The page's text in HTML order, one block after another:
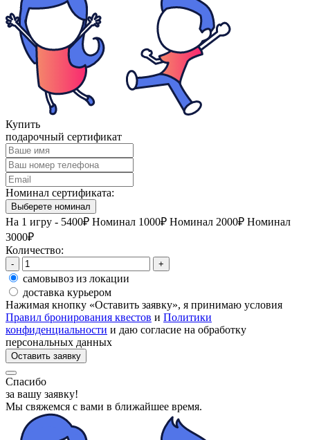
Купить
подарочный сертификат
Номинал сертификата:
Выберете номинал
На 1 игру - 5400₽ Номинал 1000₽ Номинал 2000₽ Номинал
3000₽
Количество:
- +
самовывоз из локации
доставка курьером
Нажимая кнопку «Оставить заявку», я принимаю условия
Правил бронирования квестов и Политики
конфиденциальности и даю согласие на обработку
персональных данных
Оставить заявку
Спасибо
за вашу заявку!
Мы свяжемся с вами в ближайшее время.